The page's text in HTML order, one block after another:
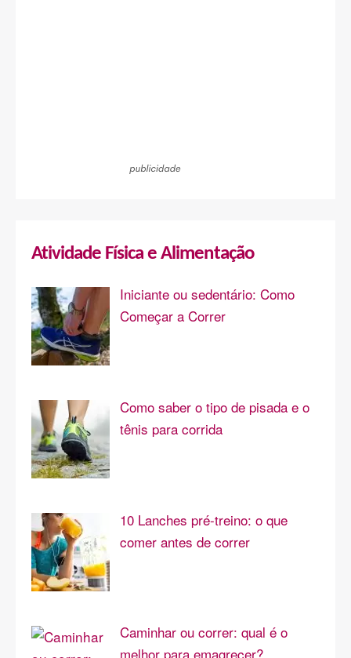
Atividade Física e Alimentação
Iniciante ou sedentário: Como
Começar a Correr
Como saber o tipo de pisada e o
tênis para corrida
10 Lanches pré-treino: o que
comer antes de correr
Caminhar ou correr: qual é o
melhor para emagrecer?